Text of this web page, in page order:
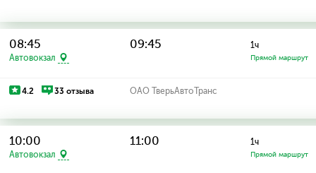
08:45
Автовокзал
09:45 1ч
Прямой маршрут
4.2 33 отзыва ОАО ТверьАвтоТранс
10:00
Автовокзал
11:00 1ч
Прямой маршрут